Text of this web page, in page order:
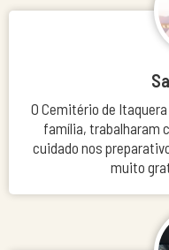
O Cemitério de
família, trabalharam
cuidado nos
muito